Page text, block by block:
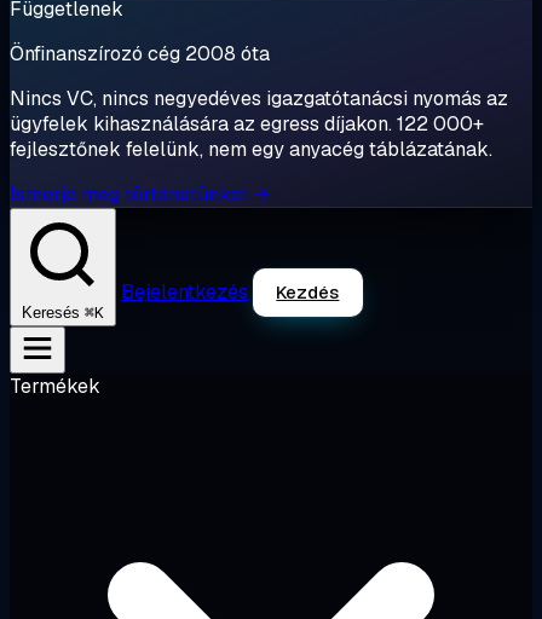
Függetlenek
Önfinanszírozó cég 2008 óta
Nincs VC, nincs negyedéves igazgatótanácsi nyomás az
ügyfelek kihasználására az egress díjakon. 122 000+
fejlesztőnek felelünk, nem egy anyacég táblázatának.
Ismerje meg történetünket →
Keresés ⌘K
Bejelentkezés Kezdés
Termékek